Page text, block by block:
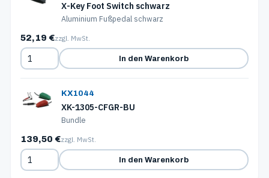
X-Key Foot Switch schwarz
Aluminium Fußpedal schwarz
52,19 €zzgl. MwSt.
In den Warenkorb
KX1044
XK-1305-CFGR-BU
Bundle
139,50 €zzgl. MwSt.
In den Warenkorb